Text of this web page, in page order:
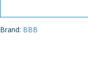
Brand: BBB